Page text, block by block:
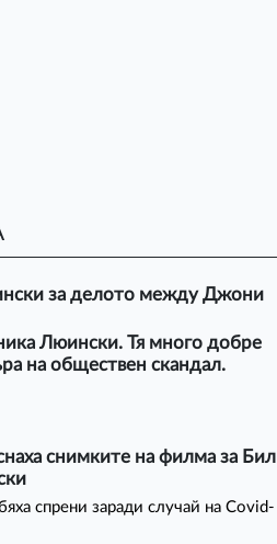
за делото между Джони
Люински. Тя много добре
на обществен скандал.
снимките на филма за Бил
спрени заради случай на Covid-